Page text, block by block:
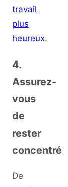
travail
plus
heureux.
4.
Assurez-
vous
de
rester
concentré
De